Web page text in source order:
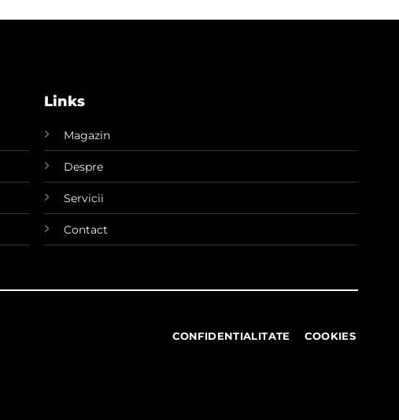
Links
Magazin
Despre
Servicii
Contact
CONFIDENTIALITATE COOKIES